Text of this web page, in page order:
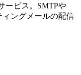
ービス。SMTPや
ングメールの配信